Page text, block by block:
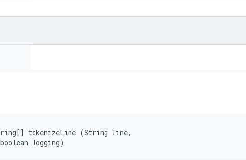
tokenizeLine (String line,
logging)